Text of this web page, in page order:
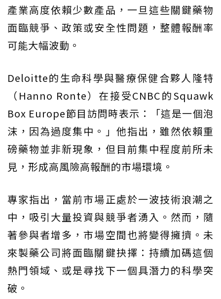
產業高度依賴少數產品，一旦這些關鍵藥物
面臨競爭、政策或安全性問題，整體報酬率
可能大幅波動。
Deloitte的生命科學與醫療保健合夥人隆特
（Hanno Ronte）在接受CNBC的Squawk
Box Europe節目訪問時表示：「這是一個泡
沫，因為過度集中。」他指出，雖然依賴重
磅藥物並非新現象，但目前集中程度前所未
見，形成高風險高報酬的市場環境。
專家指出，當前市場正處於一波技術浪潮之
中，吸引大量投資與競爭者湧入。然而，隨
著參與者增多，市場空間也將變得擁擠。未
來製藥公司將面臨關鍵抉擇：持續加碼這個
熱門領域、或是尋找下一個具潛力的科學突
破。